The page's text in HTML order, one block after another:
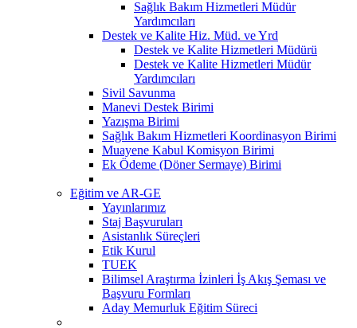
Sağlık Bakım Hizmetleri Müdür
Yardımcıları
Destek ve Kalite Hiz. Müd. ve Yrd
Destek ve Kalite Hizmetleri Müdürü
Destek ve Kalite Hizmetleri Müdür
Yardımcıları
Sivil Savunma
Manevi Destek Birimi
Yazışma Birimi
Sağlık Bakım Hizmetleri Koordinasyon Birimi
Muayene Kabul Komisyon Birimi
Ek Ödeme (Döner Sermaye) Birimi
Eğitim ve AR-GE
Yayınlarımız
Staj Başvuruları
Asistanlık Süreçleri
Etik Kurul
TUEK
Bilimsel Araştırma İzinleri İş Akış Şeması ve
Başvuru Formları
Aday Memurluk Eğitim Süreci